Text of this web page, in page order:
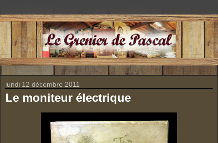
lundi 12 décembre 2011
Le moniteur électrique